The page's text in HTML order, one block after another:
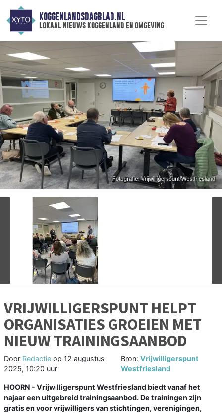
KOGGENLANDSDAGBLAD.NL
lokaal nieuws koggenland en omgeving
VRIJWILLIGERSPUNT HELPT
ORGANISATIES GROEIEN MET
NIEUW TRAININGSAANBOD
Door Redactie op 12 augustus
2025, 10:20 uur
Bron:Vrijwilligerspunt
Westfriesland
HOORN - Vrijwilligerspunt Westfriesland biedt vanaf het
najaar een uitgebreid trainingsaanbod. De trainingen zijn
gratis en voor vrijwilligers van stichtingen, verenigingen,